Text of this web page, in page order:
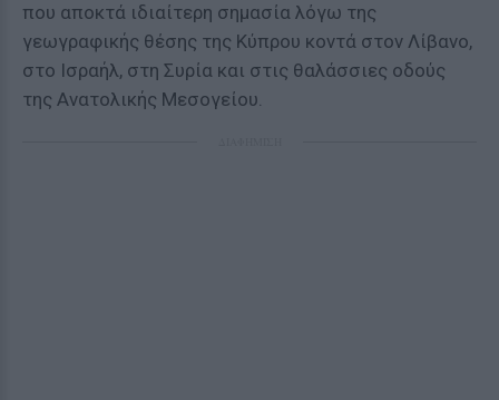
που αποκτά ιδιαίτερη σημασία λόγω της
γεωγραφικής θέσης της Κύπρου κοντά στον Λίβανο,
στο Ισραήλ, στη Συρία και στις θαλάσσιες οδούς
της Ανατολικής Μεσογείου.